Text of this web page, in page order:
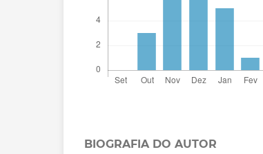
BIOGRAFIA DO AUTOR